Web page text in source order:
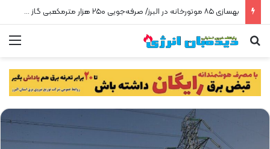
بهسازی ۸۵ موتورخانه در البرز/ صرفه‌جویی ۲۵۰ هزار مترمکعبی گاز در سه ماه
جستجو برای